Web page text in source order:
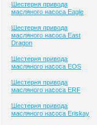
Шестерня привода
масляного насоса Eagle
Шестерня привода
масляного насоса East
Dragon
Шестерня привода
масляного насоса EOS
Шестерня привода
масляного насоса ERF
Шестерня привода
масляного насоса Eriskay